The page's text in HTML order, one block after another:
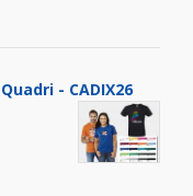
- CADIX26